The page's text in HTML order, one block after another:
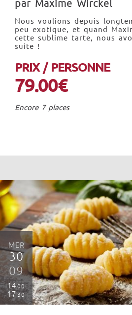
par Maxime Wirckel
Nous voulions depuis
peu exotique, et quand
cette sublime tarte, nous
suite !
PRIX / PERSONNE
79.00€
Encore 7 places
MER
30
09
14 00
17 30